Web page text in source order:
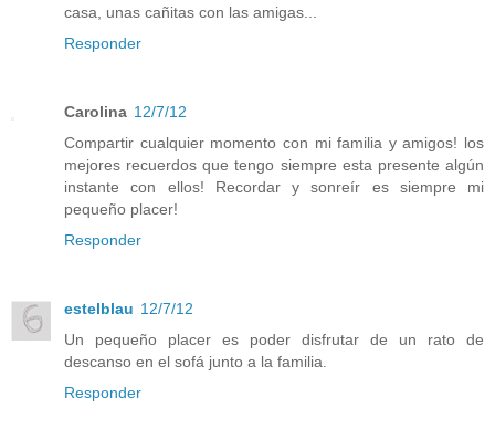
casa, unas cañitas con las amigas...
Responder
Carolina 12/7/12
Compartir cualquier momento con mi familia y amigos! los
mejores recuerdos que tengo siempre esta presente algún
instante con ellos! Recordar y sonreír es siempre mi
pequeño placer!
Responder
estelblau 12/7/12
Un pequeño placer es poder disfrutar de un rato de
descanso en el sofá junto a la familia.
Responder